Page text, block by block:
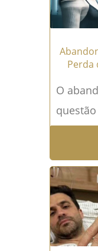
Perda
O
casos
mais →